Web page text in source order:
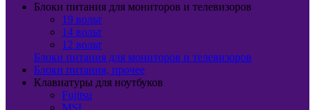
Блоки питания для мониторов и телевизоров
19 вольт
14 вольт
12 вольт
Блоки питания для мониторов и телевизоров
Блоки питания, прочее
Клавиатуры для ноутбуков
Fujitsu
MSI